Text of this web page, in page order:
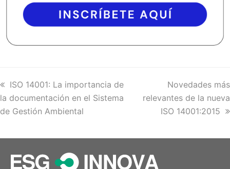
previous
post:
ISO 14001: La importancia de
la documentación en el Sistema
de Gestión Ambiental
next
post:
Novedades más
relevantes de la nueva
ISO 14001:2015